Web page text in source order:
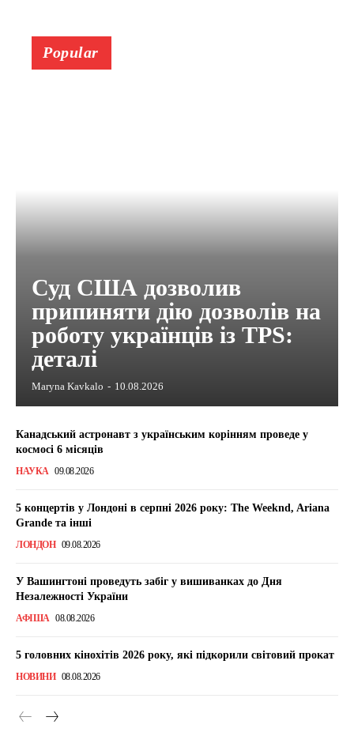
Popular
Суд США дозволив
припиняти дію дозволів на
роботу українців із TPS:
деталі
Maryna Kavkalo - 10.08.2026
Канадський астронавт з українським корінням проведе у
космосі 6 місяців
НАУКА 09.08.2026
5 концертів у Лондоні в серпні 2026 року: The Weeknd, Ariana
Grande та інші
ЛОНДОН 09.08.2026
У Вашингтоні проведуть забіг у вишиванках до Дня
Незалежності України
АФІША 08.08.2026
5 головних кінохітів 2026 року, які підкорили світовий прокат
НОВИНИ 08.08.2026